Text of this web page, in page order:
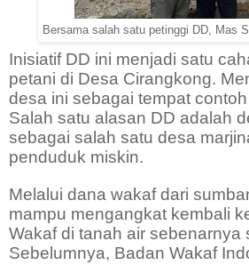
Bersama salah satu petinggi DD, Mas
Inisiatif DD ini menjadi satu
petani di Desa Cirangkong.
desa ini sebagai tempat
Salah satu alasan DD adalah
sebagai salah satu desa
penduduk miskin.
Melalui dana wakaf dari
mampu mengangkat kembali
Wakaf di tanah air sebenarnya
Sebelumnya, Badan Wakaf